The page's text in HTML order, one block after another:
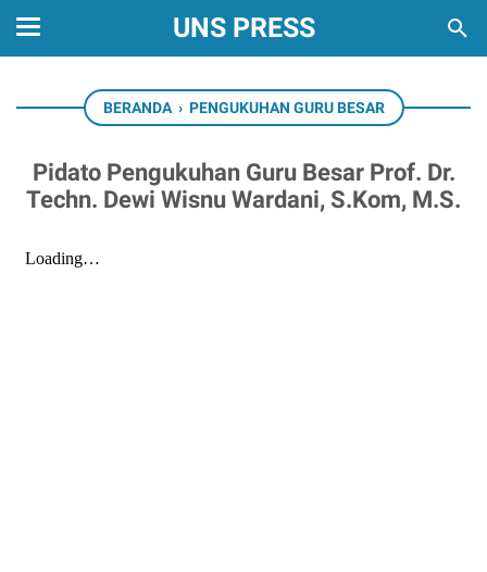
UNS PRESS
BERANDA › PENGUKUHAN GURU BESAR
Pidato Pengukuhan Guru Besar Prof. Dr.
Techn. Dewi Wisnu Wardani, S.Kom, M.S.